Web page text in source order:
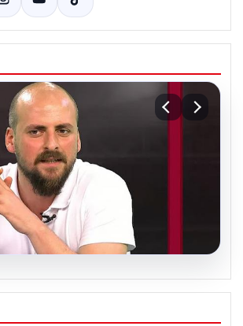
soruşturmaya dönüştü!
Terzi için harekete geçildi